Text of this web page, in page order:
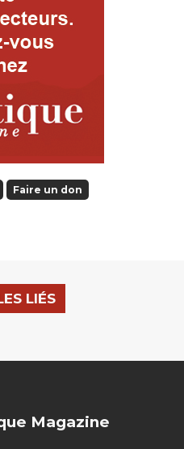
Faire un don
LIÉS
Magazine